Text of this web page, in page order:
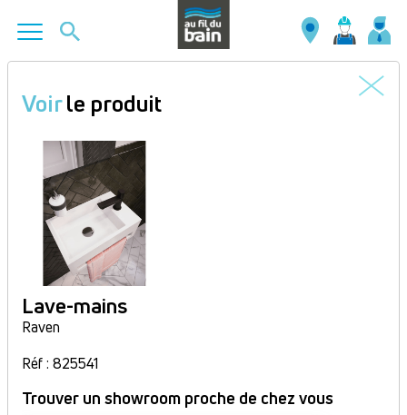
contenu
principal
Voirle produit
Lave-mains
Raven
Réf : 825541
Trouver un showroom proche de chez vous